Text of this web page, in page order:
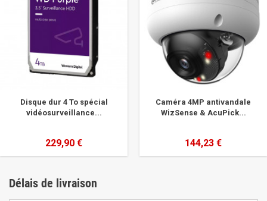
Disque dur 4 To spécial
vidéosurveillance...
229,90 €
Caméra 4MP antivandale
WizSense & AcuPick...
144,23 €
Délais de livraison